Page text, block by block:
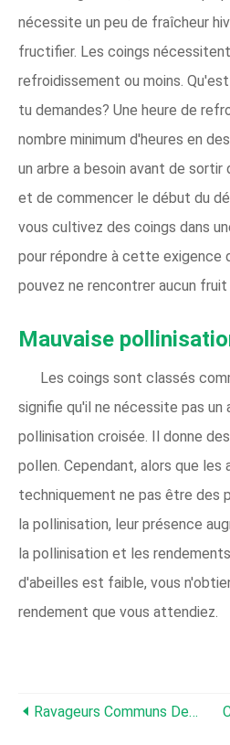
nécessite un peu de fraîcheur
fructifier. Les coings
refroidissement ou moins.
tu demandes? Une heure de
nombre minimum d'heures en
un arbre a besoin avant de sortir
et de commencer le début du
vous cultivez des coings dans
pour répondre à cette exigence
pouvez ne rencontrer aucun fruit
Mauvaise
Les coings sont classés
signifie qu'il ne nécessite pas un
pollinisation croisée. Il donne
pollen. Cependant, alors que les
techniquement ne pas être des
la pollinisation, leur présence
la pollinisation et les
d'abeilles est faible, vous
rendement que vous attendiez.
Ravageurs Communs Des Coings - Conseils Pour Traiter Les Parasites Des Coings